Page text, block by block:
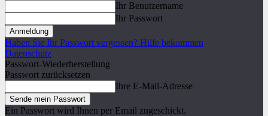
Ihr Benutzername
Ihr Passwort
Haben Sie Ihr Passwort vergessen? Hilfe bekommen
Datenschutz
Passwort-Wiederherstellung
Passwort zurücksetzen
Ihre E-Mail-Adresse
Ein Passwort wird Ihnen per Email zugeschickt.